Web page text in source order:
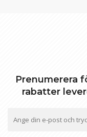
Prenumerera
rabatter